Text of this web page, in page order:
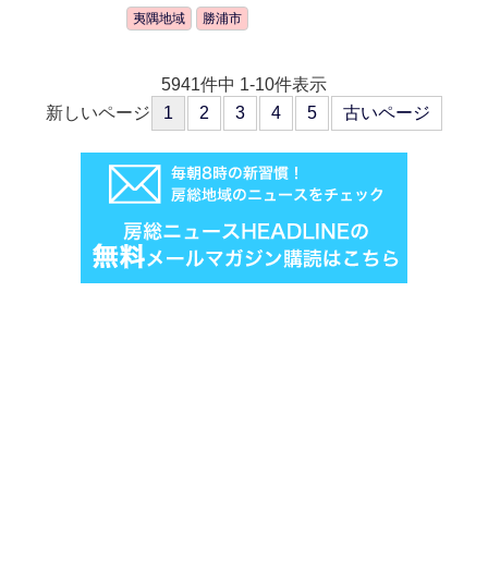
夷隅地域
勝浦市
5941件中 1-10件表示
新しいページ
1 2 3 4 5 古いページ